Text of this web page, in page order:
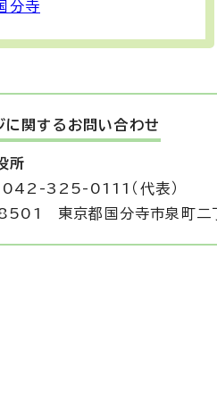
分寺
に関する お問い合わせ
所
042-325-0111（代表）
東京都国分寺市泉町二